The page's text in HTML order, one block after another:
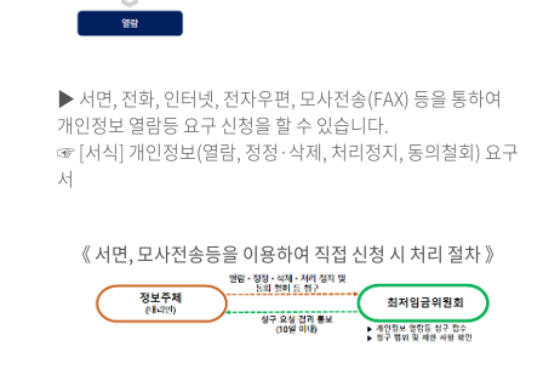
▶ 서면, 전화, 인터넷, 전자우편, 모사전송(FAX) 등을 통하여
개인정보 열람등 요구 신청을 할 수 있습니다.
☞ [서식] 개인정보(열람, 정정·삭제, 처리정지, 동의철회) 요구
서
《 서면, 모사전송등을 이용하여 직접 신청 시 처리 절차 》